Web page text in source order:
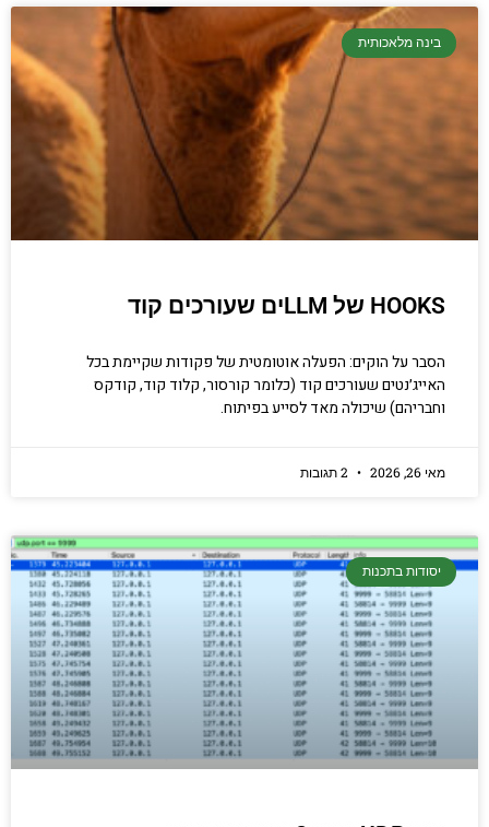
קריפטוגרפיה, ביצועים, אבטחת מידע ומידע
יסודי וחשוב שגם מתכנתים מנוסים לא תמיד
יודעים.
הכנסו עכשיו
בינה מלאכותית
HOOKS של LLMים שעורכים קוד
הסבר על הוקים: הפעלה אוטומטית של פקודות שקיימת בכל
האייג׳נטים שעורכים קוד (כלומר קורסור, קלוד קוד, קודקס
וחבריהם) שיכולה מאד לסייע בפיתוח.
מאי 26, 2026
יסודות בתכנות